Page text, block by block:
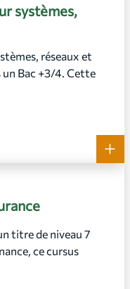
systèmes,
réseaux et
un Bac +3/4. Cette
+
titre de niveau 7
ce cursus